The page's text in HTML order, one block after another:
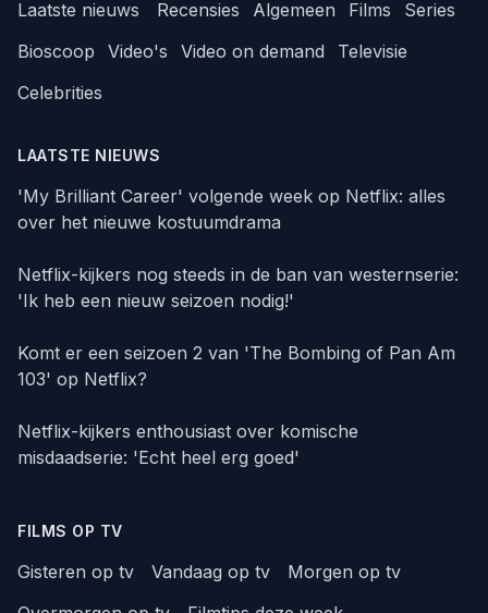
Laatste nieuws Recensies Algemeen Films
Series
Bioscoop
Video's Video on demand
Televisie
Celebrities
LAATSTE NIEUWS
'My Brilliant Career' volgende week op Netflix: alles
over het nieuwe kostuumdrama
Netflix-kijkers nog steeds in de ban van westernserie:
'Ik heb een nieuw seizoen nodig!'
Komt er een seizoen 2 van 'The Bombing of Pan Am
103' op Netflix?
Netflix-kijkers enthousiast over komische
misdaadserie: 'Echt heel erg goed'
FILMS OP TV
Gisteren op tv Vandaag op tv
Morgen op tv